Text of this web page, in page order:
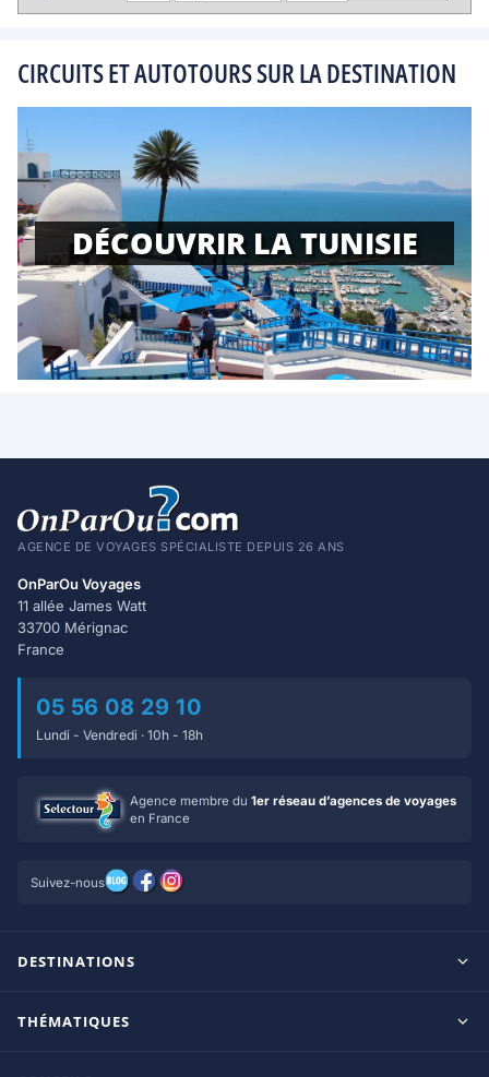
CIRCUITS ET AUTOTOURS SUR LA DESTINATION
DÉCOUVRIR LA TUNISIE
AGENCE DE VOYAGES SPÉCIALISTE DEPUIS 26 ANS
OnParOu Voyages
11 allée James Watt
33700 Mérignac
France
05 56 08 29 10
Lundi - Vendredi · 10h - 18h
Agence membre du 1er réseau d’agences de voyages
en France
Suivez-nous
DESTINATIONS
THÉMATIQUES